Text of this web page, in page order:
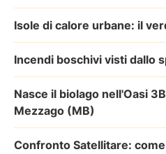
Isole di calore urbane: il
Incendi boschivi visti dallo
Nasce il biolago nell'Oasi
Mezzago (MB)
Confronto Satellitare: